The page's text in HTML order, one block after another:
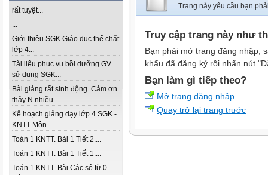
rất tuyệt...
...
Giới thiệu SGK Giáo dục thể chất
lớp 4...
Tài liệu phục vụ bồi dưỡng GV
sử dụng SGK...
Bài giảng rất sinh động. Cảm ơn
thầy N nhiều...
Kế hoạch giảng dạy lớp 4 SGK -
KNTT Môn...
Toán 1 KNTT. Bài 1 Tiết 2....
Toán 1 KNTT. Bài 1 Tiết 1....
Toán 1 KNTT. Bài Các số từ 0
Trang này yêu cầu bạn
Truy cập trang này như
Bạn phải mở trang đăng nhập,
khẩu đã đăng ký rồi nhấn nút
Bạn làm gì tiếp theo?
Mở trang đăng nhập
Quay trở lại trang trước